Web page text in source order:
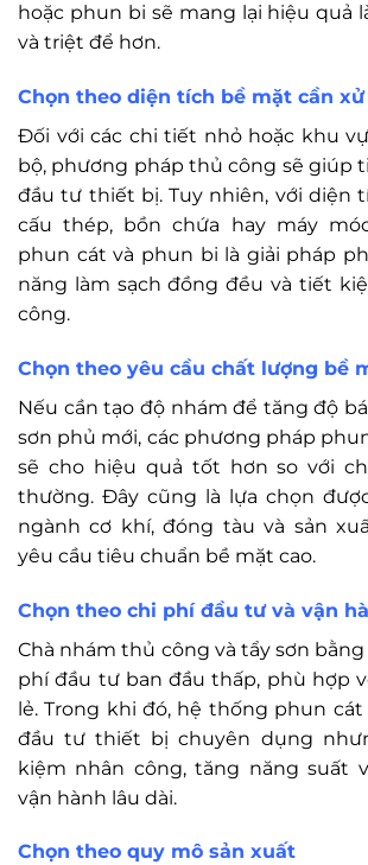
hoặc phun bi sẽ mang lại hiệu quả
và triệt để hơn.
Chọn theo diện tích bề mặt cần
Đối với các chi tiết nhỏ hoặc khu
bộ, phương pháp thủ công sẽ giúp
đầu tư thiết bị. Tuy nhiên, với diện
cấu thép, bồn chứa hay máy
phun cát và phun bi là giải pháp
năng làm sạch đồng đều và tiết
công.
Chọn theo yêu cầu chất lượng bề
Nếu cần tạo độ nhám để tăng độ
sơn phủ mới, các phương pháp
sẽ cho hiệu quả tốt hơn so với
thường. Đây cũng là lựa chọn
ngành cơ khí, đóng tàu và sản
yêu cầu tiêu chuẩn bề mặt cao.
Chọn theo chi phí đầu tư và vận
Chà nhám thủ công và tẩy sơn
phí đầu tư ban đầu thấp, phù hợp
lẻ. Trong khi đó, hệ thống phun
đầu tư thiết bị chuyên dụng
kiệm nhân công, tăng năng suất
vận hành lâu dài.
Chọn theo quy mô sản xuất